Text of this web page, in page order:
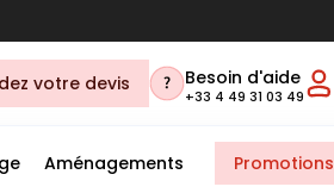
votre devis Besoin d'aide
+33 4 49 31 03 49
Aménagements Promotions